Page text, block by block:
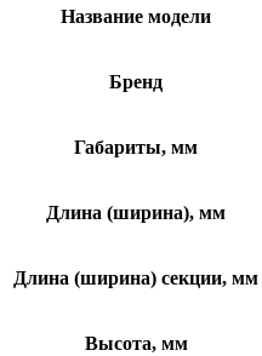
Название модели
Бренд
Габариты, мм
Длина (ширина), мм
Длина (ширина) секции, мм
Высота, мм